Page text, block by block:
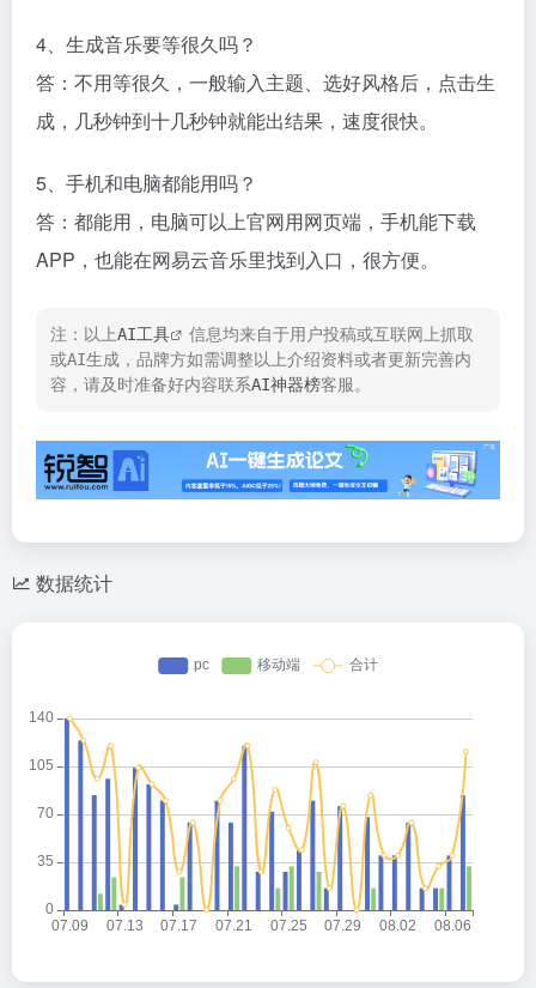
4、生成音乐要等很久吗？​
答：不用等很久，一般输入主题、选好风格后，点击生
成，几秒钟到十几秒钟就能出结果，速度很快。​
5、手机和电脑都能用吗？​
答：都能用，电脑可以上官网用网页端，手机能下载
APP，也能在网易云音乐里找到入口，很方便。
注：以上AI工具
信息均来自于用户投稿或互联网上抓取
或AI生成，品牌方如需调整以上介绍资料或者更新完善内
容，请及时准备好内容联系AI神器榜客服。
数据统计